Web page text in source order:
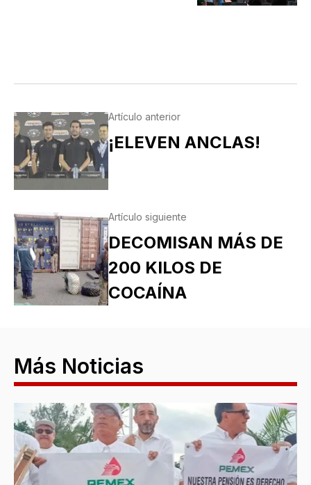
Artículo anterior
¡ELEVEN ANCLAS!
Artículo siguiente
DECOMISAN MÁS DE
200 KILOS DE
COCAÍNA
Más Noticias